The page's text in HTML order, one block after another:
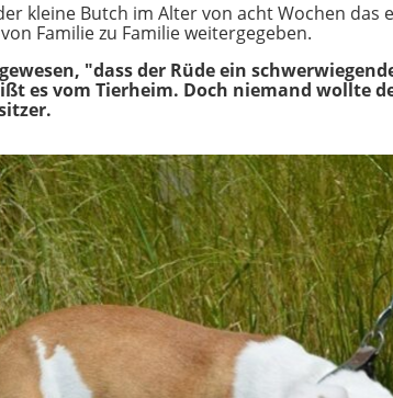
kleine Butch im Alter von acht Wochen das
Familie zu Familie weitergegeben.
"dass der Rüde ein
es vom Tierheim. Doch niemand wollte